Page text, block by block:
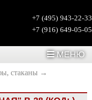
+7 (495) 943-22-33
+7 (916) 649-05-05
МЕНЮ
стаканы →